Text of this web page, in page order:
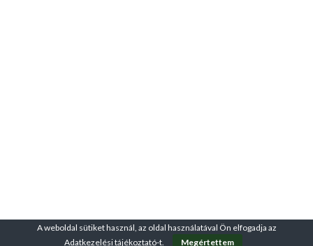
A weboldal sütiket használ, az oldal használatával Ön elfogadja az
Adatkezelési tájékoztató-t. Megértettem